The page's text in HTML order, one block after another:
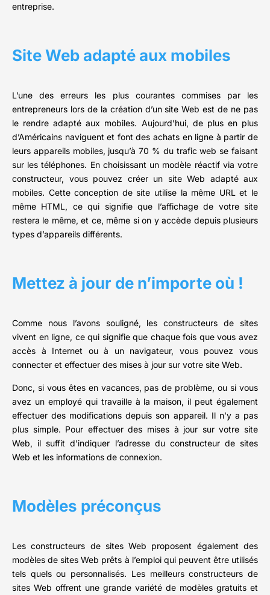
entreprise.
Site Web adapté aux mobiles
L’une des erreurs les plus courantes commises par les
entrepreneurs lors de la création d’un site Web est de ne pas
le rendre adapté aux mobiles. Aujourd’hui, de plus en plus
d’Américains naviguent et font des achats en ligne à partir de
leurs appareils mobiles, jusqu’à 70 % du trafic web se faisant
sur les téléphones. En choisissant un modèle réactif via votre
constructeur, vous pouvez créer un site Web adapté aux
mobiles. Cette conception de site utilise la même URL et le
même HTML, ce qui signifie que l’affichage de votre site
restera le même, et ce, même si on y accède depuis plusieurs
types d’appareils différents.
Mettez à jour de n’importe où !
Comme nous l’avons souligné, les constructeurs de sites
vivent en ligne, ce qui signifie que chaque fois que vous avez
accès à Internet ou à un navigateur, vous pouvez vous
connecter et effectuer des mises à jour sur votre site Web.
Donc, si vous êtes en vacances, pas de problème, ou si vous
avez un employé qui travaille à la maison, il peut également
effectuer des modifications depuis son appareil. Il n’y a pas
plus simple. Pour effectuer des mises à jour sur votre site
Web, il suffit d’indiquer l’adresse du constructeur de sites
Web et les informations de connexion.
Modèles préconçus
Les constructeurs de sites Web proposent également des
modèles de sites Web prêts à l’emploi qui peuvent être utilisés
tels quels ou personnalisés. Les meilleurs constructeurs de
sites Web offrent une grande variété de modèles gratuits et